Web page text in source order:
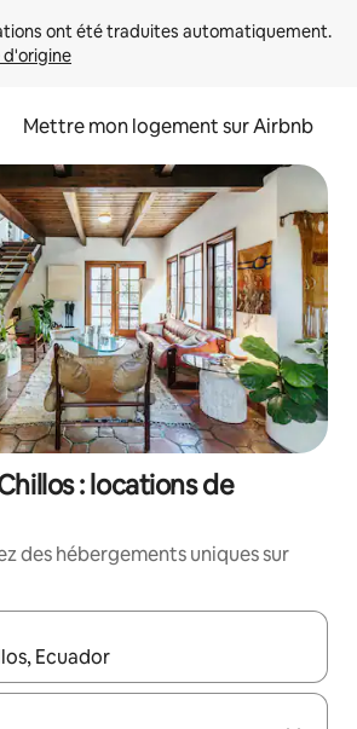
d'origine
Mettre mon logement sur Airbnb
: locations de
des hébergements uniques sur
s'affichent, utilisez les flèches vers le